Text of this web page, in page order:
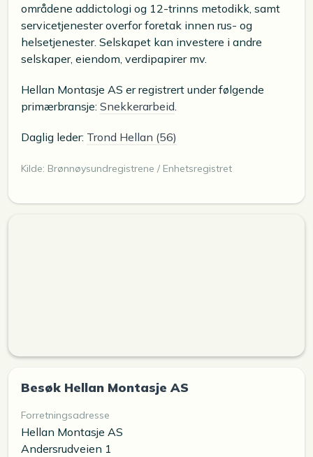
områdene addictologi og 12-trinns metodikk, samt
servicetjenester overfor foretak innen rus- og
helsetjenester. Selskapet kan investere i andre
selskaper, eiendom, verdipapirer mv.
Hellan Montasje AS er registrert under følgende
primærbransje: Snekkerarbeid
Daglig leder: Trond Hellan (56)
Kilde: Brønnøysundregistrene / Enhetsregistret
Besøk Hellan Montasje AS
Forretningsadresse
Hellan Montasje AS
Andersrudveien 1